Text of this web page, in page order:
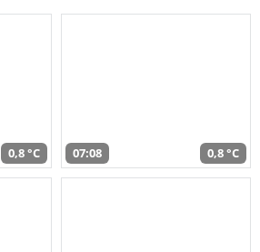
0,8 °C 07:08 0,8 °C